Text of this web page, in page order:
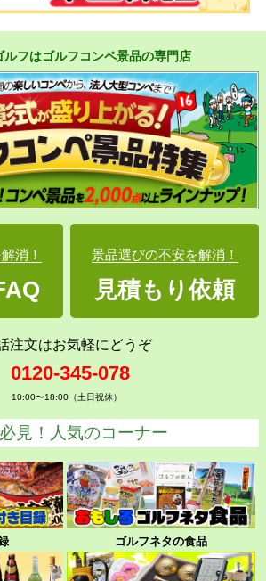
ルフはゴルフコンペ景品の専門店
消！ 景品選びの不安を解消！
見積もり依頼
注文はお気軽にどうぞ
0120-345-078
10:00〜18:00（土日祝休）
見！人気のコーナー
ゴルフネタの食品